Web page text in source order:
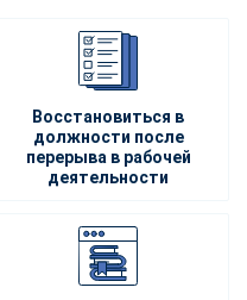
Восстановиться в
должности после
перерыва в рабочей
деятельности